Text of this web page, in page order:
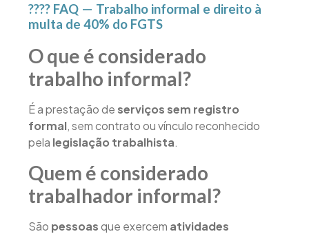
???? FAQ — Trabalho informal e direito à
multa de 40% do FGTS
O que é considerado
trabalho informal?
É a prestação deserviços sem registro
formal, sem contrato ou vínculo reconhecido
pela legislação trabalhista.
Quem é considerado
trabalhador informal?
São pessoasque exercem atividades